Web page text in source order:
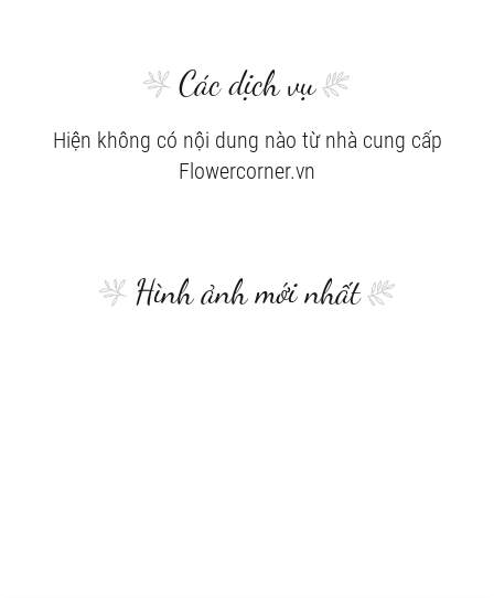
Các dịch vụ
Hiện không có nội dung nào từ nhà cung cấp
Flowercorner.vn
Hình ảnh mới nhất